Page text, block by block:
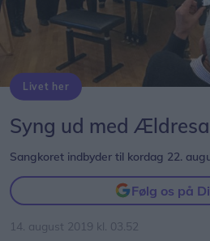
Livet her
Syng ud med
Sangkoret indbyder til kordag 22.
Følg os på
14. august 2019 kl. 03.52